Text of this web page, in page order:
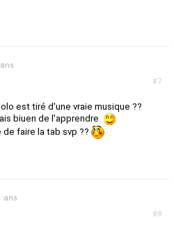
#7
est tiré d'une vraie musique ??
biuen de l'apprendre
faire la tab svp ??
#8
ans